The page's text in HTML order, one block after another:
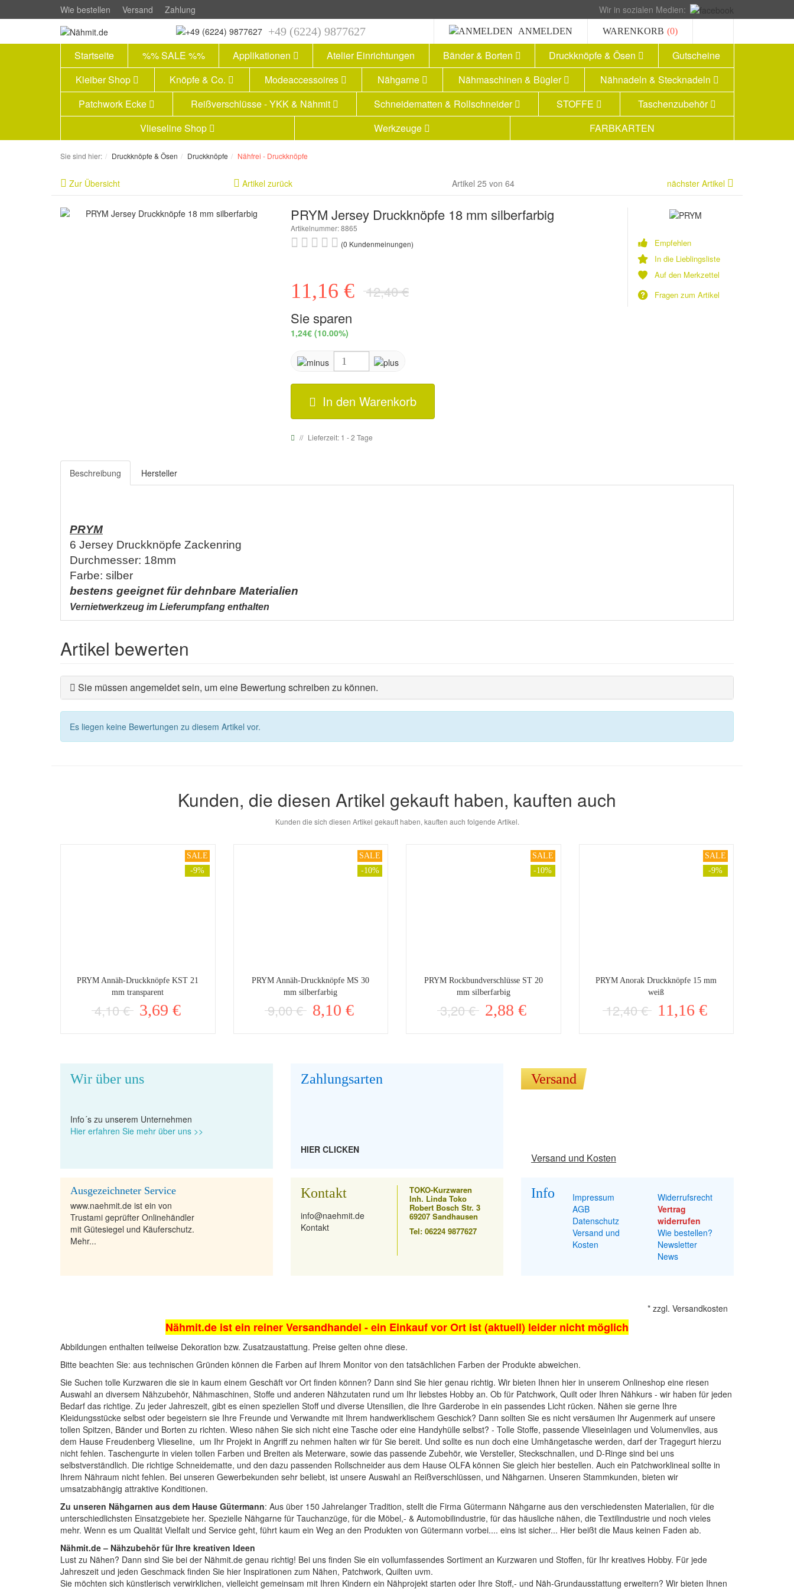
Wie bestellen Versand Zahlung Wir in sozialen Medien:
+49 (6224) 9877627 ANMELDEN WARENKORB (0)
Startseite %% SALE %% Applikationen Atelier Einrichtungen Bänder & Borten Druckknöpfe & Ösen
Gutscheine
Kleiber Shop
Knöpfe & Co. Modeaccessoires Nähgarne Nähmaschinen & Bügler
Nähnadeln & Stecknadeln
Patchwork Ecke
Reißverschlüsse - YKK & Nähmit Schneidematten & Rollschneider STOFFE
Taschenzubehör
Vlieseline Shop
Werkzeuge FARBKARTEN
Sie sind hier: Druckknöpfe & Ösen Druckknöpfe Nähfrei - Druckknöpfe
Zur Übersicht Artikel zurück Artikel 25 von 64 nächster Artikel
PRYM Jersey Druckknöpfe 18 mm silberfarbig
Artikelnummer: 8865
(0 Kundenmeinungen)
11,16 €
12,40 €
Sie sparen
1,24€ (10.00%)
In den Warenkorb
Lieferzeit: 1 - 2 Tage
Empfehlen
In die Lieblingsliste
Auf den Merkzettel
Fragen zum Artikel
Beschreibung Hersteller
PRYM
6 Jersey Druckknöpfe Zackenring
Durchmesser: 18mm
Farbe: silber
bestens geeignet für dehnbare Materialien
Vernietwerkzeug im Lieferumpfang enthalten
Artikel bewerten
Sie müssen angemeldet sein, um eine Bewertung schreiben zu können.
Es liegen keine Bewertungen zu diesem Artikel vor.
Kunden, die diesen Artikel gekauft haben, kauften auch
Kunden die sich diesen Artikel gekauft haben, kauften auch folgende Artikel.
SALE
-9%
PRYM Annäh-Druckknöpfe KST 21
mm transparent
4,10 € 3,69 €
SALE
-10%
PRYM Annäh-Druckknöpfe MS 30
mm silberfarbig
9,00 € 8,10 €
SALE
-10%
PRYM Rockbundverschlüsse ST 20
mm silberfarbig
3,20 € 2,88 €
SALE
-9%
PRYM Anorak Druckknöpfe 15 mm
weiß
12,40 € 11,16 €
Wir über uns
Info´s zu unserem Unternehmen
Hier erfahren Sie mehr über uns >>
Zahlungsarten
HIER CLICKEN
Versand
Versand und Kosten
Ausgezeichneter Service
www.naehmit.de ist ein von
Trustami geprüfter Onlinehändler
mit Gütesiegel und Käuferschutz.
Mehr...
Kontakt
info@naehmit.de
Kontakt
TOKO-Kurzwaren
Inh. Linda Toko
Robert Bosch Str. 3
69207 Sandhausen
Tel: 06224 9877627
Info
Impressum
AGB
Datenschutz
Versand und
Kosten
Widerrufsrecht
Vertrag
widerrufen
Wie bestellen?
Newsletter
News
* zzgl. Versandkosten
Nähmit.de ist ein reiner Versandhandel - ein Einkauf vor Ort ist (aktuell) leider nicht möglich
Abbildungen enthalten teilweise Dekoration bzw. Zusatzaustattung. Preise gelten ohne diese.
Bitte beachten Sie: aus technischen Gründen können die Farben auf Ihrem Monitor von den tatsächlichen Farben der Produkte abweichen.
Sie Suchen tolle Kurzwaren die sie in kaum einem Geschäft vor Ort finden können? Dann sind Sie hier genau richtig. Wir bieten Ihnen hier in unserem Onlineshop eine riesen
Auswahl an diversem Nähzubehör, Nähmaschinen, Stoffe und anderen Nähzutaten rund um Ihr liebstes Hobby an. Ob für Patchwork, Quilt oder Ihren Nähkurs - wir haben für jeden
Bedarf das richtige. Zu jeder Jahreszeit, gibt es einen speziellen Stoff und diverse Utensilien, die Ihre Garderobe in ein passendes Licht rücken. Nähen sie gerne Ihre
Kleidungsstücke selbst oder begeistern sie Ihre Freunde und Verwandte mit Ihrem handwerklischem Geschick? Dann sollten Sie es nicht versäumen Ihr Augenmerk auf unsere
tollen Spitzen, Bänder und Borten zu richten. Wieso nähen Sie sich nicht eine Tasche oder eine Handyhülle selbst? - Tolle Stoffe, passende Vlieseinlagen und Volumenvlies, aus
dem Hause Freudenberg Vlieseline, um Ihr Projekt in Angriff zu nehmen halten wir für Sie bereit. Und sollte es nun doch eine Umhängetasche werden, darf der Tragegurt hierzu
nicht fehlen. Taschengurte in vielen tollen Farben und Breiten als Meterware, sowie das passende Zubehör, wie Versteller, Steckschnallen, und D-Ringe sind bei uns
selbstverständlich. Die richtige Schneidematte, und den dazu passenden Rollschneider aus dem Hause OLFA können Sie gleich hier bestellen. Auch ein Patchworklineal sollte in
Ihrem Nähraum nicht fehlen. Bei unseren Gewerbekunden sehr beliebt, ist unsere Auswahl an Reißverschlüssen, und Nähgarnen. Unseren Stammkunden, bieten wir
umsatzabhängig attraktive Konditionen.
Zu unseren Nähgarnen aus dem Hause Gütermann: Aus über 150 Jahrelanger Tradition, stellt die Firma Gütermann Nähgarne aus den verschiedensten Materialien, für die
unterschiedlichsten Einsatzgebiete her. Spezielle Nähgarne für Tauchanzüge, für die Möbel,- & Automobilindustrie, für das häusliche nähen, die Textilindustrie und noch vieles
mehr. Wenn es um Qualität Vielfalt und Service geht, führt kaum ein Weg an den Produkten von Gütermann vorbei.... eins ist sicher... Hier beißt die Maus keinen Faden ab.
Nähmit.de – Nähzubehör für Ihre kreativen Ideen
Lust zu Nähen? Dann sind Sie bei der Nähmit.de genau richtig! Bei uns finden Sie ein vollumfassendes Sortiment an Kurzwaren und Stoffen, für Ihr kreatives Hobby. Für jede
Jahreszeit und jeden Geschmack finden Sie hier Inspirationen zum Nähen, Patchwork, Quilten uvm.
Sie möchten sich künstlerisch verwirklichen, vielleicht gemeinsam mit Ihren Kindern ein Nähprojekt starten oder Ihre Stoff,- und Näh-Grundausstattung erweitern? Wir bieten Ihnen